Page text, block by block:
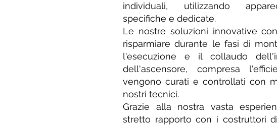
individuali, utilizzando
specifiche e dedicate.
Le nostre soluzioni innovative
risparmiare durante le fasi di
l'esecuzione e il collaudo
dell'ascensore, compresa
vengono curati e controllati con
nostri tecnici.
Grazie alla nostra vasta
stretto rapporto con i costruttori